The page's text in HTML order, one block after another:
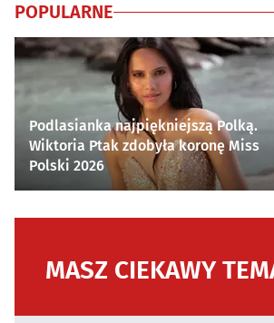
POPULARNE
Podlasianka najpiękniejszą Polką.
Wiktoria Ptak zdobyła koronę Miss
Polski 2026
MASZ CIEKAWY